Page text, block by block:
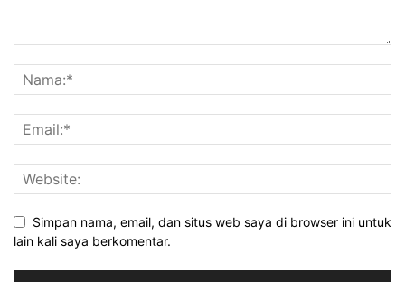
Simpan nama, email, dan situs web saya di browser ini untuk
lain kali saya berkomentar.